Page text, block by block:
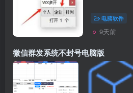
电脑软件
9天前
微信群发系统不封号电脑版